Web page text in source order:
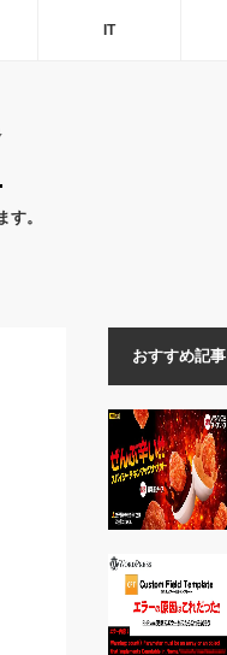
IT
。
おすすめ記事